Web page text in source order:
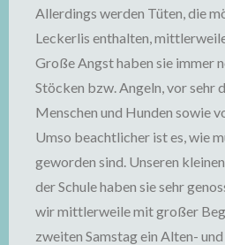
Allerdings werden Tüten, die
Leckerlis enthalten,
Große Angst haben sie immer
Stöcken bzw. Angeln, vor sehr
Menschen und Hunden sowie
Umso beachtlicher ist es, wie
geworden sind. Unseren
der Schule haben sie sehr
wir mittlerweile mit großer
zweiten Samstag ein Alten-